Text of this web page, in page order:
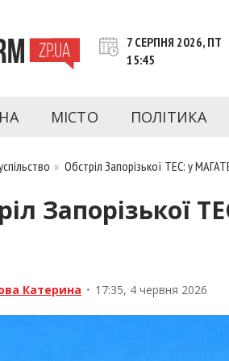
– це інформаційний
та Запорізької області на день.
7 СЕРПНЯ 2026, ПТ
15:45
МІСТО ПОЛІТИКА
»Обстріл Запорізької ТЕС: у
Запорізької
Катерина • 17:35, 4 червня 2026